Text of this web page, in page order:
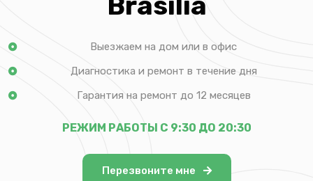
Выезжаем на дом или в офис
Диагностика и ремонт в течение дня
Гарантия на ремонт до 12 месяцев
РЕЖИМ РАБОТЫ С 9:30 ДО 20:30
Перезвоните мне